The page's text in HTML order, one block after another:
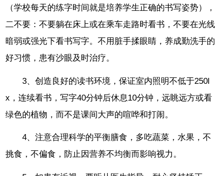
（学校每天的练字时间就是培养学生正确的书写姿势），
二不要：不要躺在床上或在乘车走路时看书，不要在光线
暗弱或强光下看书写字。不用脏手揉眼睛，养成勤洗手的
好习惯，患有沙眼及时治疗。
3、创造良好的读书环境，保证室内照明不低于250l
x，连续看书，写字40分钟后休息10分钟，远眺远方或看
绿色的植物，而不是课间大声的喧哗和打闹。
4、注意合理科学的平衡膳食，多吃蔬菜，水果，不
挑食，不偏食，防止因营养不均衡而影响视力。